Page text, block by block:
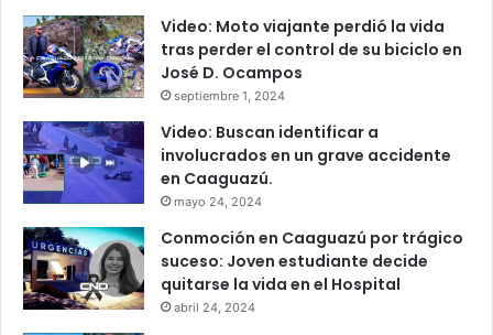
Video: Moto viajante perdió la vida
tras perder el control de su biciclo en
José D. Ocampos
septiembre 1, 2024
Video: Buscan identificar a
involucrados en un grave accidente
en Caaguazú.
mayo 24, 2024
Conmoción en Caaguazú por trágico
suceso: Joven estudiante decide
quitarse la vida en el Hospital
abril 24, 2024